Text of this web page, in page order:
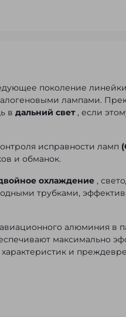
поколение
лампами.
в дальний свет, если
исправности ламп
и обманок.
охлаждение ,
трубками,
алюминия в
максимально
и